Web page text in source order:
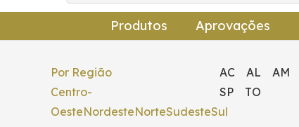
Produtos Aprovações
Por Região
Centro-
OesteNordesteNorteSudesteSul
AC AL AM
SP
TO